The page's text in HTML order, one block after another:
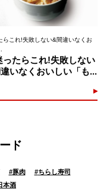
らこれ!失敗しない&間違いなくお
ったらこれ!失敗しない
いなくおいしい「も...
ド
#豚肉 #ちらし寿司
本酒